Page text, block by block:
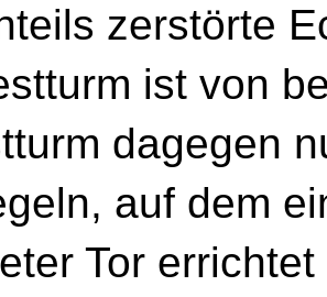
zerstörte
ist von
dagegen
auf dem
Tor